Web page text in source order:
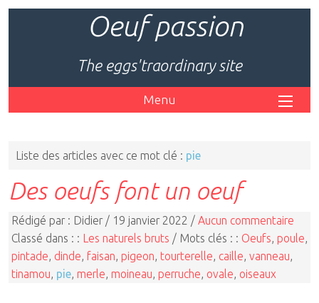
Oeuf passion
The eggs'traordinary site
Menu
Liste des articles avec ce mot clé : pie
Des oeufs font un oeuf
Rédigé par : Didier / 19 janvier 2022 / Aucun commentaire
Classé dans : : Les naturels bruts / Mots clés : : Oeufs poule
pintade dinde faisan pigeon tourterelle caille vanneau
tinamou pie merle moineau perruche ovale oiseaux